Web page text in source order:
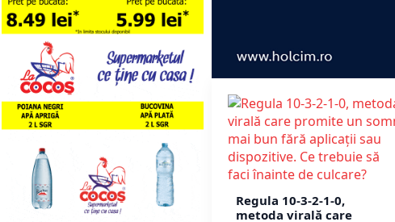
Regula 10-3-2-1-0,
metoda virală care